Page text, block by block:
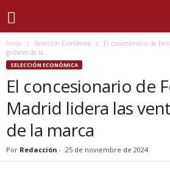
Inicio Selección Económica
El concesionario de
globales de la...
SELECCIÓN ECONÓMICA
El concesionario de
Madrid lidera las
de la marca
Por Redacción - 25 de noviembre de 2024